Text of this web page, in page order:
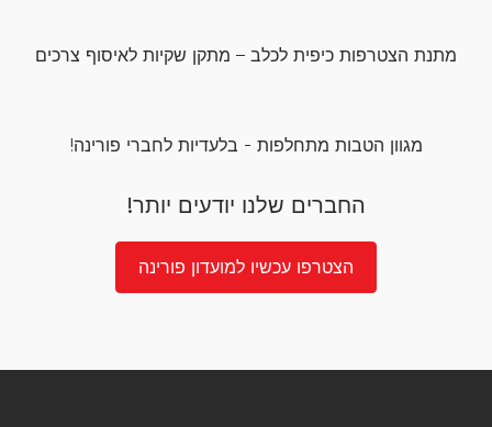
מתנת הצטרפות כיפית לכלב – מתקן שקיות לאיסוף צרכים
מגוון הטבות מתחלפות - בלעדיות לחברי פורינה!
החברים שלנו יודעים יותר!
הצטרפו עכשיו למועדון פורינה